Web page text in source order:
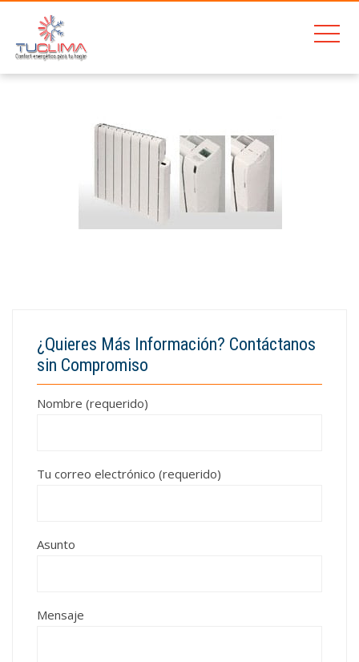
¿Quieres Más Información? Contáctanos
sin Compromiso
Nombre (requerido)
Tu correo electrónico (requerido)
Asunto
Mensaje